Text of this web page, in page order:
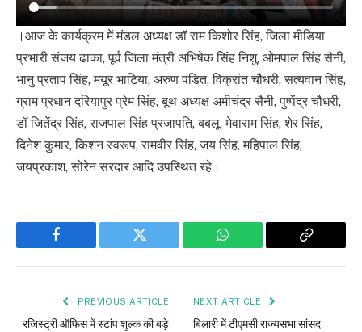
।आज के कार्यक्रम में मंडल अध्यक्ष डॉ राम किशोर सिंह, जिला मीडिया
प्रभारी संजय ढाका, पूर्व जिला मंत्री अभिषेक सिंह निशु, ओमपाल सिंह सैनी,
भानु प्रताप सिंह, मयूर भाटिया, अरुण पंडित, विक्रांत चौधरी, सत्यवान सिंह,
ग्राम प्रधान दरियापुर प्रेम सिंह, बूथ अध्यक्ष अमीचंद्र सैनी, पुष्पेंद्र चौधरी,
डॉ जितेंद्र सिंह, राजपाल सिंह प्रजापति, बबलू, मेवाराम सिंह, शेर सिंह,
दिनेश कुमार, किशन स्वरूप, रामवीर सिंह, जय सिंह, महिपाल सिंह,
जयप्रकाश, सोरेन सरदार आदि उपस्थित रहे।
Facebook Twitter WhatsApp
Copy
PREVIOUS ARTICLE
रजिस्ट्री ऑफिस में स्टांप शुल्क की बड़े
NEXT ARTICLE
बिलारी में टीएमसी राज्यसभा सांसद